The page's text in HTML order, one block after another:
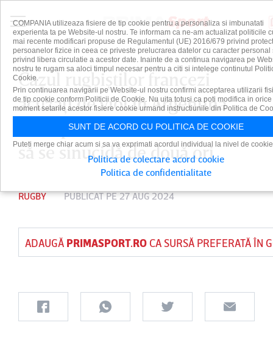
Cazul rugbiştilor francezi
acuzaţi de viol în Argentina.
Presupusa victimă a încercat
să se sinucidă de două ori
RUGBY PUBLICAT PE 27 AUG 2024
ADAUGĂ PRIMASPORT.ROCA SURSĂ PREFERATĂ ÎN
COMPANIA utilizeaza fisiere de tip cookie pentru a personaliza si imbunatati
experienta ta pe Website-ul nostru. Te informam ca ne-am actualizat politicile
mai recente modificari propuse de Regulamentul (UE) 2016/679 privind
persoanelor fizice in ceea ce priveste prelucrarea datelor cu caracter personal
privind libera circulatie a acestor date. Inainte de a continua navigarea pe
nostru te rugam sa aloci timpul necesar pentru a citi si intelege continutul
Cookie.
Prin continuarea navigarii pe Website-ul nostru confirmi acceptarea utilizarii
de tip cookie conform Politicii de Cookie. Nu uita totusi ca poti modifica in orice
moment setarile acestor fisiere cookie urmand instructiunile din Politica de
SUNT DE ACORD CU POLITICA DE COOKIE
Puteti merge chiar acum si sa va exprimati acordul individual la nivel de
Politica de colectare acord cookie
Politica de confidentialitate